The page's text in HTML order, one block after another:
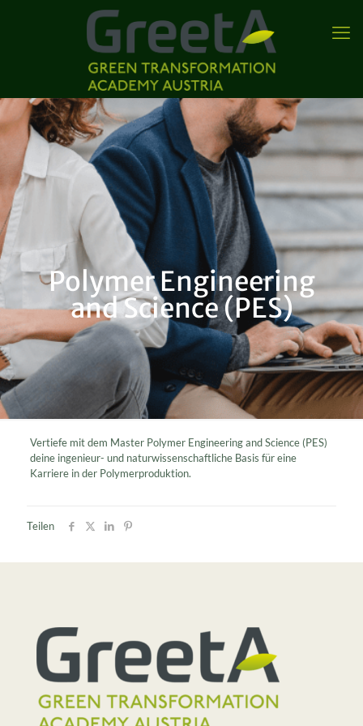
Polymer Engineering
and Science (PES)
Vertiefe mit dem Master Polymer Engineering and Science (PES)
deine ingenieur- und naturwissenschaftliche Basis für eine
Karriere in der Polymerproduktion.
Teilen